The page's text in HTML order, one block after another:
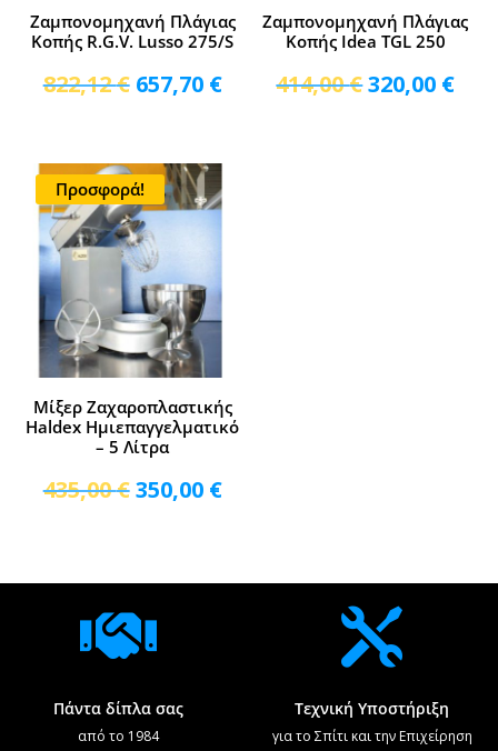
Ζαμπονομηχανή Πλάγιας
Κοπής R.G.V. Lusso 275/S
822,12€ Original
822,12 €.
657,70 €Η
είναι:
657,70 €.
Ζαμπονομηχανή Πλάγιας
Κοπής Idea TGL 250
414,00€Original
320,00 €Η
Προσφορά!
Μίξερ Ζαχαροπλαστικής
Haldex Ημιεπαγγελματικό
– 5 Λίτρα
435,00€Original
350,00 €Η

Πάντα δίπλα σας
από το 1984

Τεχνική Υποστήριξη
για το Σπίτι και την Επιχείρηση